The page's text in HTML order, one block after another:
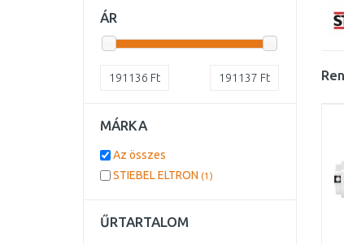
ÁR
191136 Ft 191137 Ft
MÁRKA
Az összes
STIEBEL ELTRON (1)
ŰRTARTALOM